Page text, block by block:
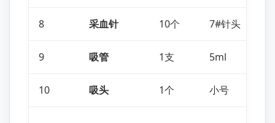
8 采血针 10个 7#针头
9 吸管 1支 5ml
10 吸头 1个 小号